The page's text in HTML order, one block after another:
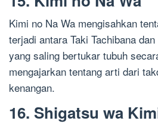
Kimi no Na Wa mengisahkan
terjadi antara Taki Tachibana
yang saling bertukar tubuh
mengajarkan tentang arti dari
kenangan.
16. Shigatsu wa